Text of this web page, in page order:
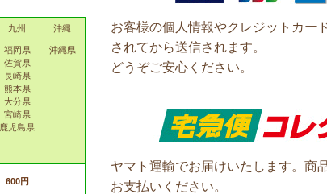
九州 沖縄
福岡県
佐賀県
長崎県
熊本県
大分県
宮崎県
鹿児島県
沖縄県
600円
お客様の個人情報やクレジットカー
されてから送信されます。
どうぞご安心ください。
ヤマト運輸でお届けいたします。商
お支払いください。